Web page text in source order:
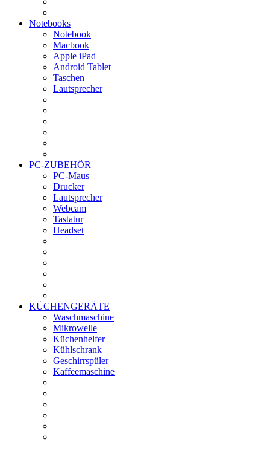
Notebooks
Notebook
Macbook
Apple iPad
Android Tablet
Taschen
Lautsprecher
PC-ZUBEHÖR
PC-Maus
Drucker
Lautsprecher
Webcam
Tastatur
Headset
KÜCHENGERÄTE
Waschmaschine
Mikrowelle
Küchenhelfer
Kühlschrank
Geschirrspüler
Kaffeemaschine